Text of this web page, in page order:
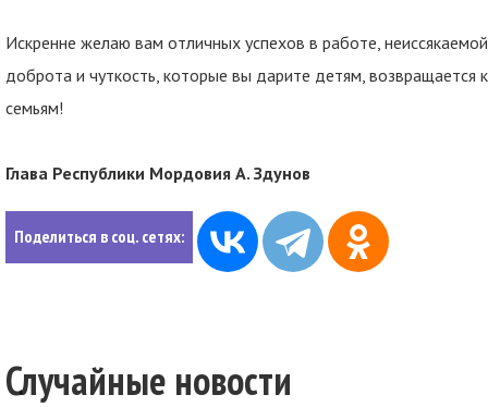
Искренне желаю вам отличных успехов в работе,
доброта и чуткость, которые вы дарите детям, возвращается
семьям!
Глава Республики Мордовия А. Здунов
Поделиться в соц. сетях:
Случайные новости